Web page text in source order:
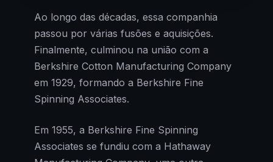
Ao longo das décadas, essa companhia
passou por várias fusões e aquisições.
Finalmente, culminou na união com a
Berkshire Cotton Manufacturing Company
em 1929, formando a Berkshire Fine
Spinning Associates.
Em 1955, a Berkshire Fine Spinning
Associates se fundiu com a Hathaway